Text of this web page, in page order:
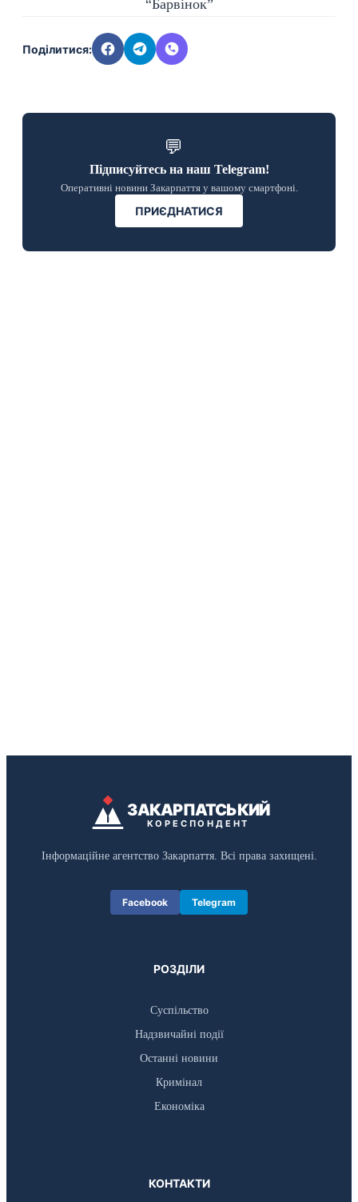
Поділитися:
💬
Підписуйтесь на наш Telegram!
Оперативні новини Закарпаття у вашому смартфоні.
ПРИЄДНАТИСЯ
ЗАКАРПАТСЬКИЙ
КОРЕСПОНДЕНТ
Інформаційне агентство Закарпаття. Всі права захищені.
Facebook Telegram
РОЗДІЛИ
Суспільство
Надзвичайні події
Останні новини
Кримінал
Економіка
КОНТАКТИ